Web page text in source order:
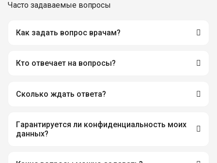
Часто задаваемые вопросы
Как задать вопрос врачам?
Кто отвечает на вопросы?
Сколько ждать ответа?
Гарантируется ли конфиденциальность моих
данных?